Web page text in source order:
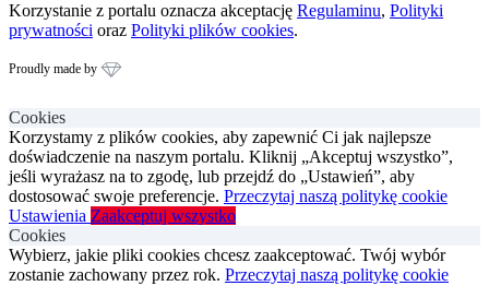
Korzystanie z portalu oznacza akceptację Regulaminu, Polityki
prywatności oraz Polityki plików cookies.
Proudly made by
Cookies
Korzystamy z plików cookies, aby zapewnić Ci jak najlepsze
doświadczenie na naszym portalu. Kliknij „Akceptuj wszystko”,
jeśli wyrażasz na to zgodę, lub przejdź do „Ustawień”, aby
dostosować swoje preferencje. Przeczytaj naszą politykę cookie
Ustawienia Zaakceptuj wszystko
Cookies
Wybierz, jakie pliki cookies chcesz zaakceptować. Twój wybór
zostanie zachowany przez rok. Przeczytaj naszą politykę cookie